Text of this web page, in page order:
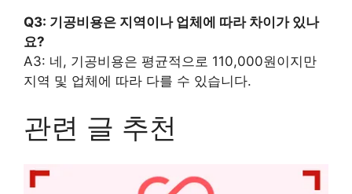
Q3: 기공비용은 지역이나 업체에 따라 차이가 있나
요?
A3: 네, 기공비용은 평균적으로 110,000원이지만
지역 및 업체에 따라 다를 수 있습니다.
관련 글 추천